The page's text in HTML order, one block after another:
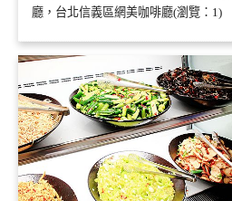
廳，台北信義區網美咖啡廳(瀏覽：1)